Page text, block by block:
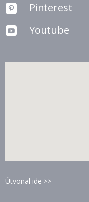
 Pinterest
 Youtube
Útvonal ide >>